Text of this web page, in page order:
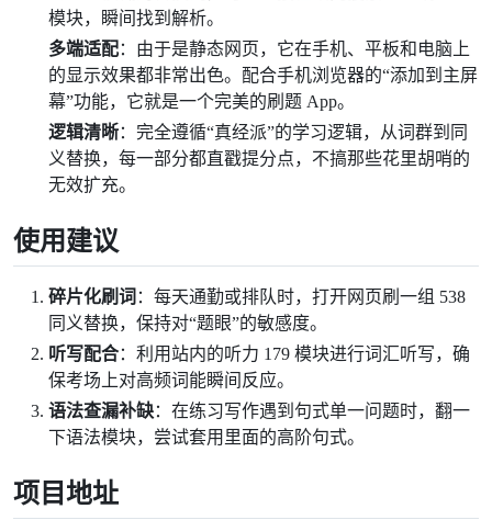
模块，瞬间找到解析。
多端适配：由于是静态网页，它在手机、平板和电脑上
的显示效果都非常出色。配合手机浏览器的“添加到主屏
幕”功能，它就是一个完美的刷题 App。
逻辑清晰：完全遵循“真经派”的学习逻辑，从词群到同
义替换，每一部分都直戳提分点，不搞那些花里胡哨的
无效扩充。
使用建议
碎片化刷词 ：每天通勤或排队时，打开网页刷一组 538
同义替换，保持对“题眼”的敏感度。
听写配合：利用站内的听力 179 模块进行词汇听写，确
保考场上对高频词能瞬间反应。
语法查漏补缺：在练习写作遇到句式单一问题时，翻一
下语法模块，尝试套用里面的高阶句式。
项目地址